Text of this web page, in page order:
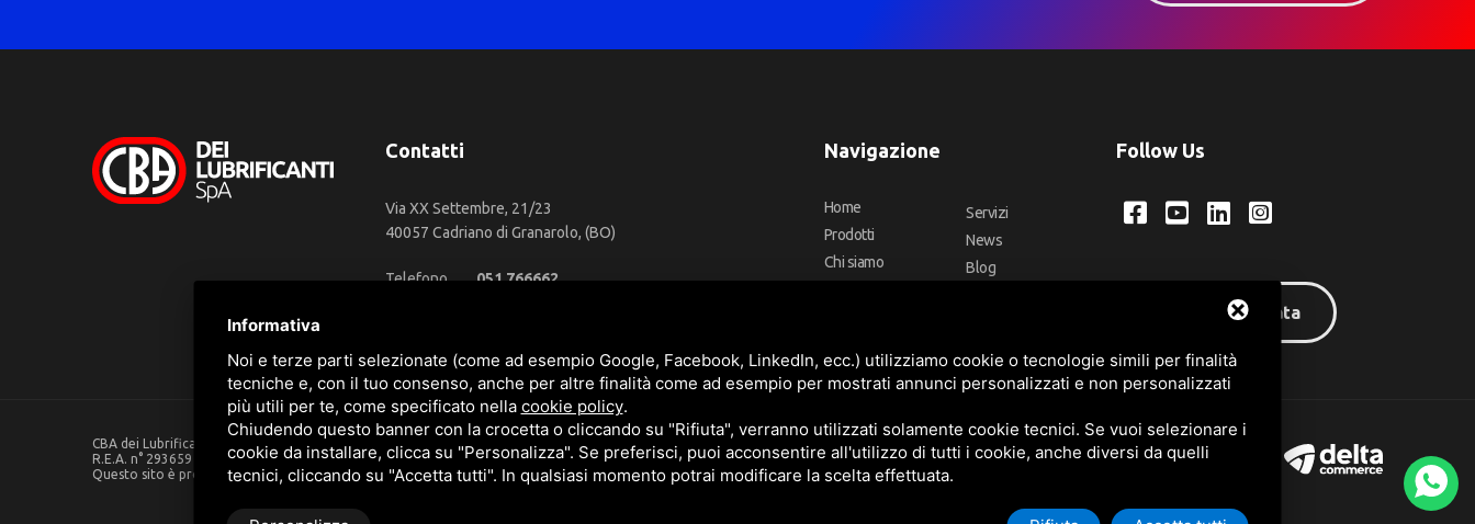
Contatti
Via XX Settembre, 21/23
40057 Cadriano di Granarolo, (BO)
Telefono
051 766662
Navigazione
Home
Prodotti
Chi siamo
Servizi
News
Blog
Follow Us
Area riservata
CBA dei Lubrificanti Spa - P. IVA 00624811204 - Codice fiscale 03472740376
R.E.A. n° 293659 - REG. IMPRESE BO Capitale Sociale €. 120.000 int. versati -Sitemap
Questo sito è protetto da Google reCAPTCHA v3,Privacy Policye Termini di serviziodi Google
Informativa
Noi e terze parti selezionate (come ad esempio Google, Facebook, LinkedIn, ecc.) utilizziamo cookie o tecnologie simili per finalità
tecniche e, con il tuo consenso, anche per altre finalità come ad esempio per mostrati annunci personalizzati e non personalizzati
più utili per te, come specificato nella cookie policy.
Chiudendo questo banner con la crocetta o cliccando su "Rifiuta", verranno utilizzati solamente cookie tecnici. Se vuoi selezionare i
cookie da installare, clicca su "Personalizza". Se preferisci, puoi acconsentire all'utilizzo di tutti i cookie, anche diversi da quelli
tecnici, cliccando su "Accetta tutti". In qualsiasi momento potrai modificare la scelta effettuata.